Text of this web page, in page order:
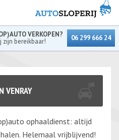
VERKOPEN?
zijn bereikbaar!
06 299 666 24
VENRAY
ophaaldienst: altijd
Helemaal vrijblijvend!